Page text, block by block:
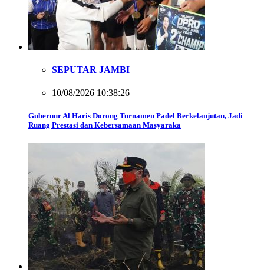
SEPUTAR JAMBI
10/08/2026 10:38:26
Gubernur Al Haris Dorong Turnamen Padel Berkelanjutan, Jadi
Ruang Prestasi dan Kebersamaan Masyaraka